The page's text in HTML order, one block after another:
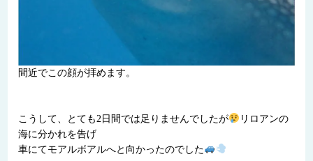
間近でこの顔が拝めます。
こうして、とても2日間では足りませんでしたが
リロアンの
海に分かれを告げ
車にてモアルボアルへと向かったのでした